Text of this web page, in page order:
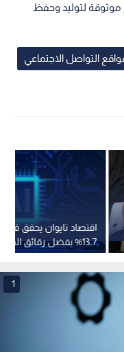
موثوقة لتوليد وحفظ
التواصل الاجتماعي
اقتصاد تايوان يحقق قفزة
13.7% بفضل رقائق الذكاء الاصطناعي
1